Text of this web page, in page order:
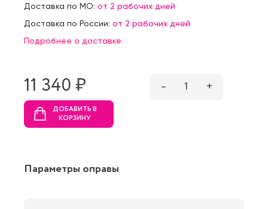
Доставка по МО: от 2 рабочих дней
Доставка по России: от 2 рабочих дней
Подробнее о доставке
11 340 ₷ – 1 +
ДОБАВИТЬ В
КОРЗИНУ
Параметры оправы